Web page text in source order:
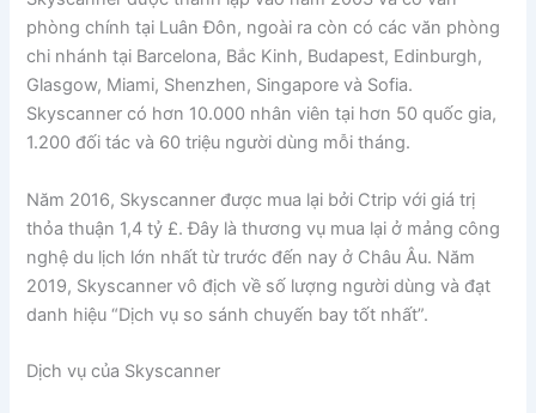
phòng chính tại Luân Đôn, ngoài ra còn có các văn phòng
chi nhánh tại Barcelona, ​​Bắc Kinh, Budapest, Edinburgh,
Glasgow, Miami, Shenzhen, Singapore và Sofia.
Skyscanner có hơn 10.000 nhân viên tại hơn 50 quốc gia,
1.200 đối tác và 60 triệu người dùng mỗi tháng.
Năm 2016, Skyscanner được mua lại bởi Ctrip với giá trị
thỏa thuận 1,4 tỷ £. Đây là thương vụ mua lại ở mảng công
nghệ du lịch lớn nhất từ trước đến nay ở Châu Âu. Năm
2019, Skyscanner vô địch về số lượng người dùng và đạt
danh hiệu “Dịch vụ so sánh chuyến bay tốt nhất”.
Dịch vụ của Skyscanner